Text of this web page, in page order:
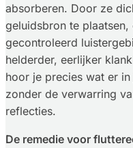
absorberen. Door ze
geluidsbron te plaatsen,
gecontroleerd
helderder, eerlijker
hoor je precies wat er
zonder de verwarring
reflecties.
De remedie voor